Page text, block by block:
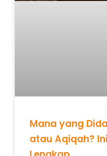
Mana yang
atau Aqiqah?